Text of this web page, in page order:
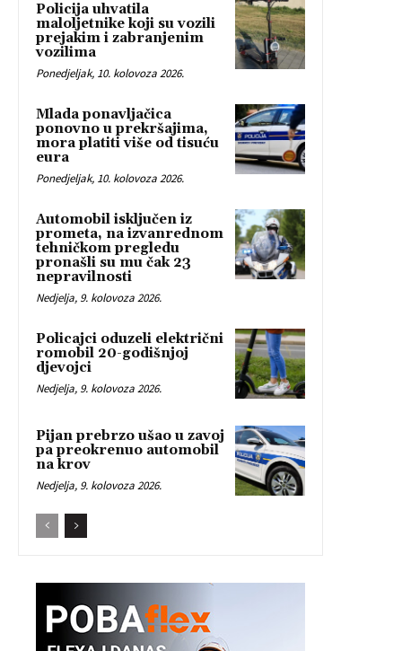
Policija uhvatila
maloljetnike koji su vozili
prejakim i zabranjenim
vozilima
Ponedjeljak, 10. kolovoza 2026.
Mlada ponavljačica
ponovno u prekršajima,
mora platiti više od tisuću
eura
Ponedjeljak, 10. kolovoza 2026.
Automobil isključen iz
prometa, na izvanrednom
tehničkom pregledu
pronašli su mu čak 23
nepravilnosti
Nedjelja, 9. kolovoza 2026.
Policajci oduzeli električni
romobil 20-godišnjoj
djevojci
Nedjelja, 9. kolovoza 2026.
Pijan prebrzo ušao u zavoj
pa preokrenuo automobil
na krov
Nedjelja, 9. kolovoza 2026.